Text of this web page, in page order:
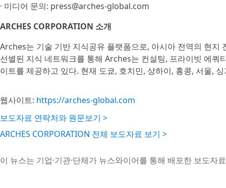
· 미디어 문의: press@arches-global.com
ARCHES CORPORATION 소개
Arches는 기술 기반 지식공유 플랫폼으로, 아시아 전역의 현
선별된 지식 네트워크를 통해 Arches는 컨설팅, 프라이빗 에
이트를 제공하고 있다. 현재 도쿄, 호치민, 상하이, 홍콩, 서울,
웹사이트: https://arches-global.com
보도자료 연락처와 원문보기 >
ARCHES CORPORATION 전체 보도자료 보기 >
이 뉴스는 기업·기관·단체가 뉴스와이어를 통해 배포한 보도자